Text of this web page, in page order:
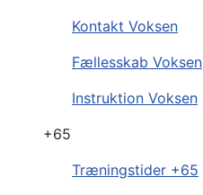
Kontakt Voksen
Fællesskab Voksen
Instruktion Voksen
+65
Træningstider +65